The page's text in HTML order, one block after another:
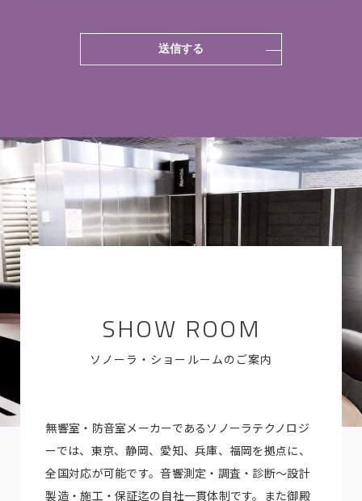
SHOW ROOM
ソノーラ・ショールームのご案内
無響室・防音室メーカーであるソノーラテクノロジ
ーでは、東京、静岡、愛知、兵庫、福岡を拠点に、
全国対応が可能です。音響測定・調査・診断～設計
製造・施工・保証迄の自社一貫体制です。また御殿